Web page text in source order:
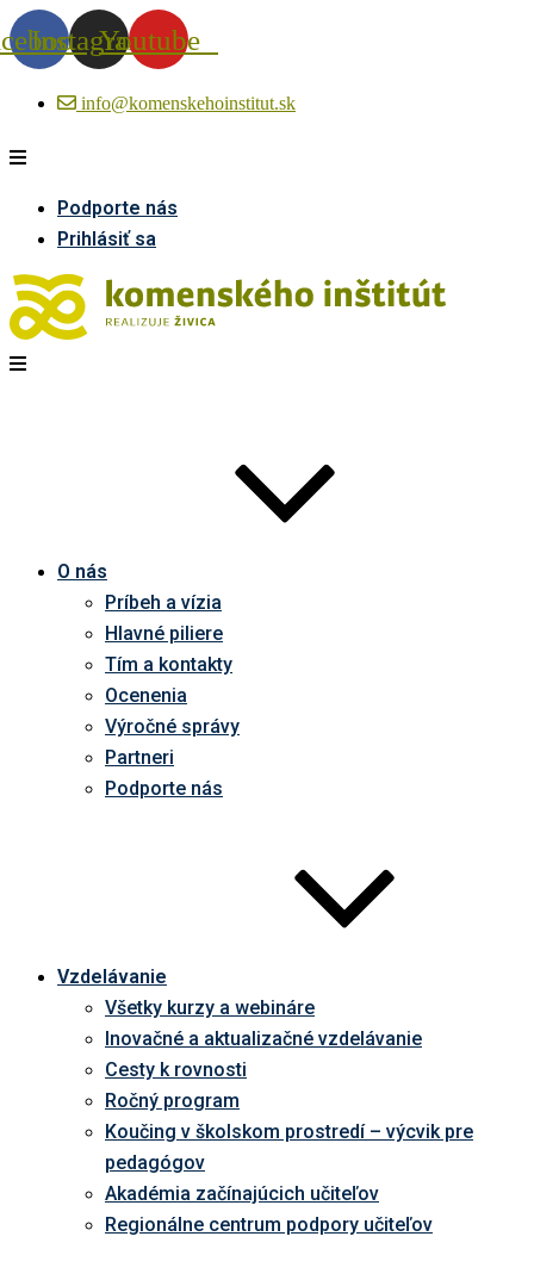
InstagramYoutube
info@komenskehoinstitut.sk
Podporte nás
Prihlásiť sa
O nás
Príbeh a vízia
Hlavné piliere
Tím a kontakty
Ocenenia
Výročné správy
Partneri
Podporte nás
Vzdelávanie
Všetky kurzy a webináre
Inovačné a aktualizačné vzdelávanie
Cesty k rovnosti
Ročný program
Koučing v školskom prostredí – výcvik pre
pedagógov
Akadémia začínajúcich učiteľov
Regionálne centrum podpory učiteľov